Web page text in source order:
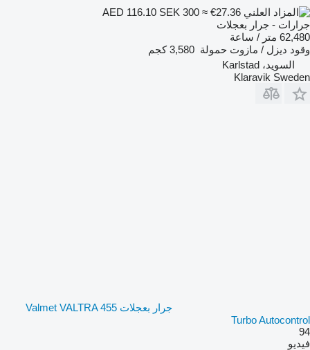
SEK 300 ≈ €27.36
جرارات - جرار بعجلات
62,480 متر / ساعة
وقود ديزل / مازوت حمولة 3,580 كجم
السويد، Karlstad
Klaravik Sweden
جرار بعجلات Valmet VALTRA 455
Turbo Autocontrol
94
فيديو